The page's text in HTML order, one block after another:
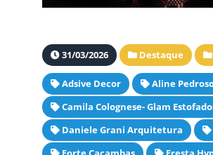
31/03/2026 Destaque
Adsive Decor Aline
Camila Colognese- Glam
Daniele Grani Arquitetura